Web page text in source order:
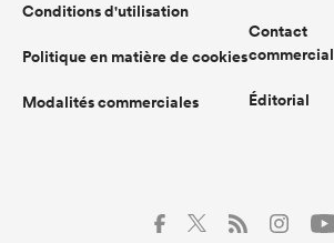
Conditions d'utilisation
Politique en matière de cookies
Modalités commerciales
Contact
commercial
Éditorial